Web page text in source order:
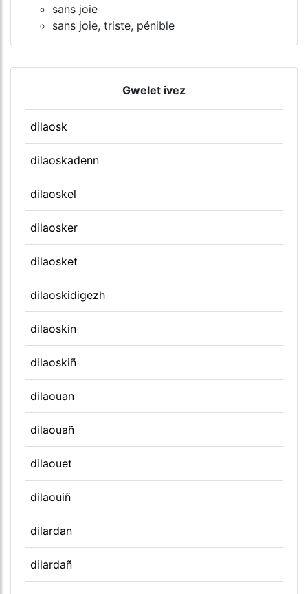
sans joie
sans joie, triste, pénible
Gwelet ivez
dilaosk
dilaoskadenn
dilaoskel
dilaosker
dilaosket
dilaoskidigezh
dilaoskin
dilaoskiñ
dilaouan
dilaouañ
dilaouet
dilaouiñ
dilardan
dilardañ